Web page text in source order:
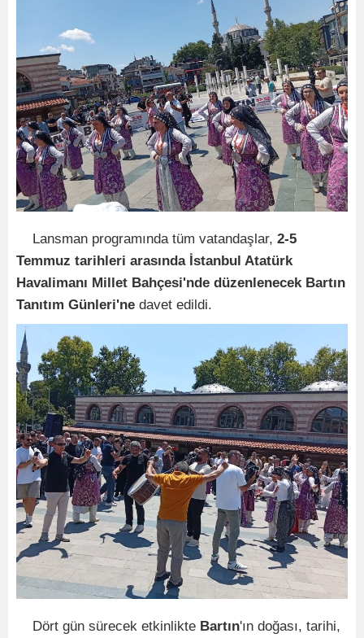
Lansman programında tüm vatandaşlar, 2-5
Temmuz tarihleri arasında İstanbul Atatürk
Havalimanı Millet Bahçesi'nde düzenlenecek Bartın
Tanıtım Günleri'ne davet edildi.
Dört gün sürecek etkinlikte Bartın'ın doğası, tarihi,